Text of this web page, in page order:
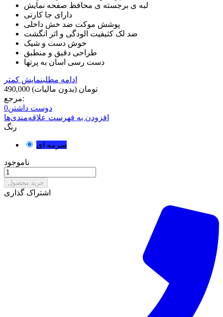
لبه ی برجسته ی محافظ صفحه نمایش
دارای جا کارتی
پوشش موکت ضد خش داخلی
ضد لک کثیفیت الودگی و اثر انگشت
خوش دست و شیک
طراحی دقیق و منطبق
دست رسی اسان به پرتها
ادامه مطلبنمایش کمتر
490,000 تومان (بدون مالیات)
مرجع:
دوست داشتن0
افزودن به فهرست علاقه‌مندی‌ها
رنگ
سرمه ای
ناموجود
خرید محصول
اشتراک گذاری